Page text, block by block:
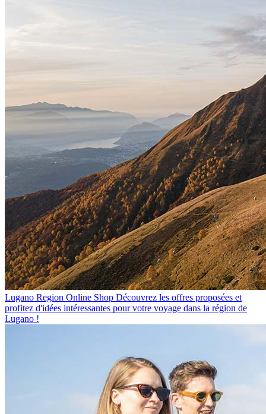
Lugano Region Online Shop Découvrez les offres proposées et
profitez d'idées intéressantes pour votre voyage dans la région de
Lugano !